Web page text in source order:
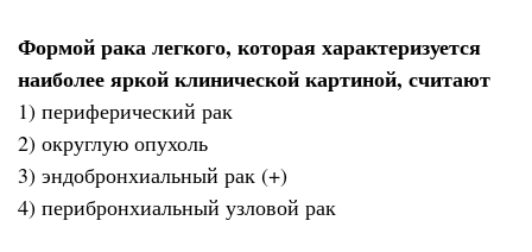
Формой рака легкого, которая характеризуется
наиболее яркой клинической картиной, считают
1) периферический рак
2) округлую опухоль
3) эндобронхиальный рак (+)
4) перибронхиальный узловой рак